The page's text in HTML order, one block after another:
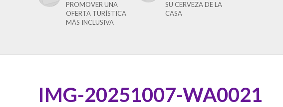
PROMOVER UNA
OFERTA TURÍSTICA
MÁS INCLUSIVA
SU CERVEZA DE LA
CASA
IMG-20251007-WA0021